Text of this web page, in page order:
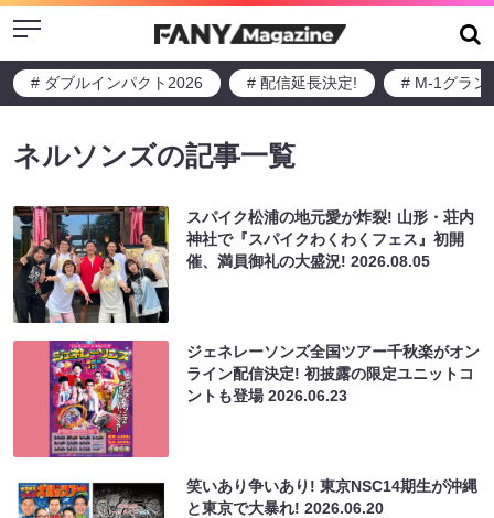
Menu
# ダブルインパクト2026 # 配信延長決定! # M-1グラン
ネルソンズの記事一覧
スパイク松浦の地元愛が炸裂! 山形・荘内
神社で『スパイクわくわくフェス』初開
催、満員御礼の大盛況!2026.08.05
ジェネレーソンズ全国ツアー千秋楽がオン
ライン配信決定! 初披露の限定ユニットコ
ントも登場2026.06.23
笑いあり争いあり! 東京NSC14期生が沖縄
と東京で大暴れ!2026.06.20